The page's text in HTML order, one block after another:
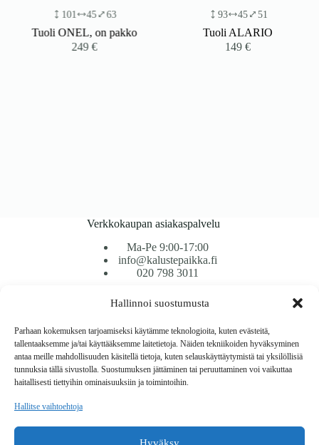
Hallinnoi suostumusta
Parhaan kokemuksen tarjoamiseksi käytämme teknologioita, kuten evästeitä,
tallentaaksemme ja/tai käyttääksemme laitetietoja. Näiden tekniikoiden hyväksyminen
antaa meille mahdollisuuden käsitellä tietoja, kuten selauskäyttäytymistä tai yksilöllisiä
tunnuksia tällä sivustolla. Suostumuksen jättäminen tai peruuttaminen voi vaikuttaa
haitallisesti tiettyihin ominaisuuksiin ja toimintoihin.
Hallitse vaihtoehtoja
Hyväksy
101 45 63
Tuoli ONEL, on pakko
249€
93 45 51
Tuoli ALARIO
149€
Verkkokaupan asiakaspalvelu
Ma-Pe 9:00-17:00
info@kalustepaikka.fi
020 798 3011
Tavarantoimitus / Maksutavat
Toimitustavat
Maksutavat
Vaihto ja palautus
Reklamaatiot